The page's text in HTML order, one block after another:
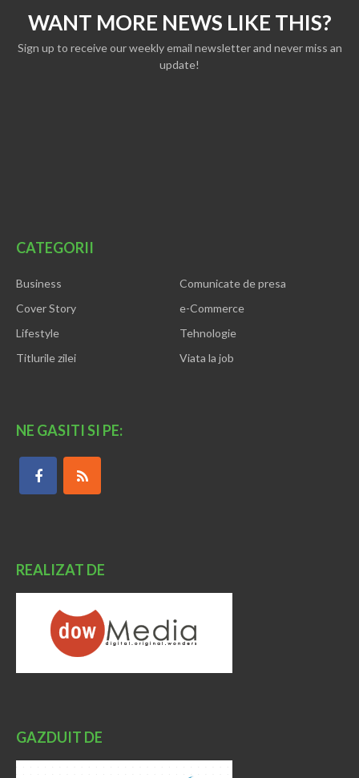
WANT MORE NEWS LIKE THIS?
Sign up to receive our weekly email newsletter and never miss an
update!
CATEGORII
Business
Comunicate de presa
Cover Story
e-Commerce
Lifestyle
Tehnologie
Titlurile zilei
Viata la job
NE GASITI SI PE:
REALIZAT DE
GAZDUIT DE